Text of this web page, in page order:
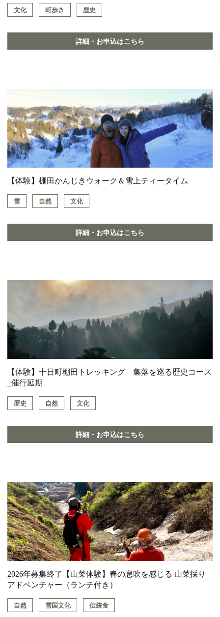
文化 町歩き 歴史
詳細・お申込はこちら
【体験】棚田かんじきウォーク＆雪上ティータイム
雪 自然 文化
詳細・お申込はこちら
【体験】十日町棚田トレッキング 集落を巡る歴史コース
_催行延期
歴史 自然 文化
詳細・お申込はこちら
2026年募集終了【山菜体験】春の息吹を感じる 山菜採り
アドベンチャー（ランチ付き）
自然 雪国文化 伝統食